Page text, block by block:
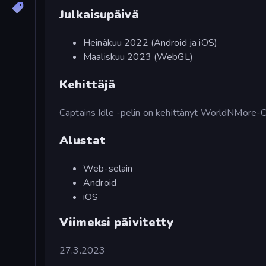
Julkaisupäivä
Heinäkuu 2022 (Android ja iOS)
Maaliskuu 2023 (WebGL)
Kehittäjä
Captains Idle -pelin on kehittänyt WorldNMore-
Alustat
Web-selain
Android
iOS
Viimeksi päivitetty
27.3.2023